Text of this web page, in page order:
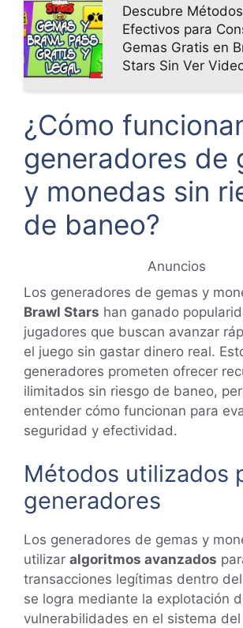
Descubre Métodos
Efectivos para
Gemas Gratis en
Stars Sin Ver
¿Cómo
generadores de
y monedas sin
de baneo?
Anuncios
Los generadores de gemas y
Brawl Stars han ganado
jugadores que buscan avanzar
el juego sin gastar dinero real.
generadores prometen ofrecer
ilimitados sin riesgo de baneo,
entender cómo funcionan para
seguridad y efectividad.
Métodos utilizados
generadores
Los generadores de gemas y
utilizar algoritmos avanzados
transacciones legítimas dentro
se logra mediante la explotación
vulnerabilidades en el sistema